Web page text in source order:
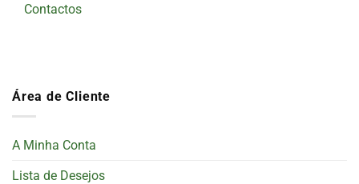
Contactos
Área de Cliente
A Minha Conta
Lista de Desejos